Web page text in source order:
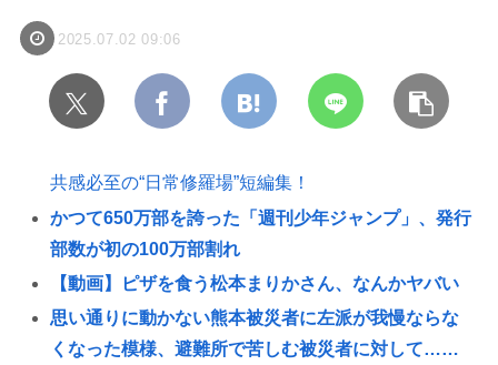
2025.07.02 09:06
共感必至の“日常修羅場”短編集！
かつて650万部を誇った「週刊少年ジャンプ」、発行
部数が初の100万部割れ
【動画】ピザを食う松本まりかさん、なんかヤバい
思い通りに動かない熊本被災者に左派が我慢ならな
くなった模様、避難所で苦しむ被災者に対して……